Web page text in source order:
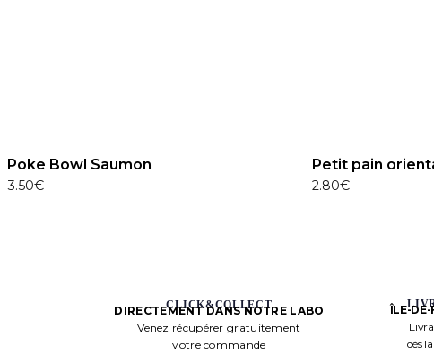
Poke Bowl Saumon
3.50€
Petit pain
2.80€
CLICK&COLLECT
DIRECTEMENT DANS NOTRE LABO
Venez récupérer gratuitement
votre commande
ÎLE-DE-
dès